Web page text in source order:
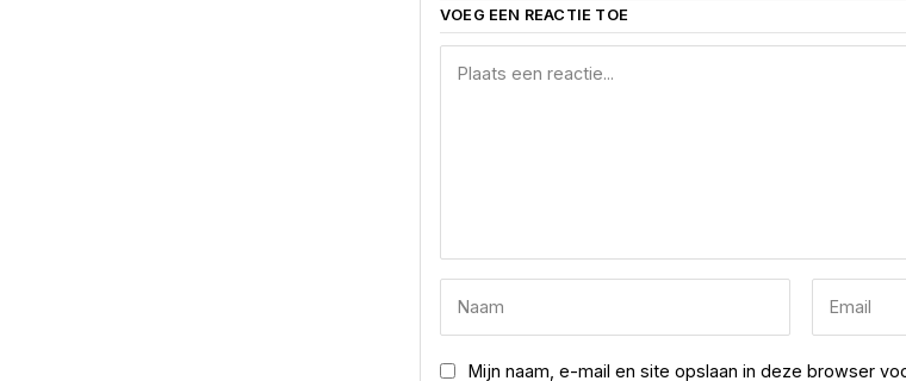
VOEG EEN REACTIE TOE
Mijn naam, e-mail en site opslaan in deze browser